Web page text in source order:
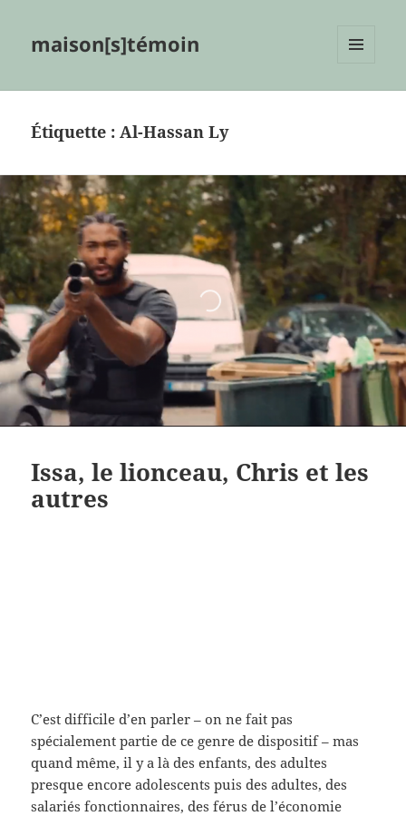
maison[s]témoin
Étiquette :Al-Hassan Ly
Issa, le lionceau, Chris et les
autres
C’est difficile d’en parler – on ne fait pas
spécialement partie de ce genre de dispositif – mas
quand même, il y a là des enfants, des adultes
presque encore adolescents puis des adultes, des
salariés fonctionnaires, des férus de l’économie